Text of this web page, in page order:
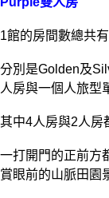
1館的房間數總共
分別是Golden及
人房與一個人旅型
其中4人房與2人房
一打開門的正前方
賞眼前的山脈田園